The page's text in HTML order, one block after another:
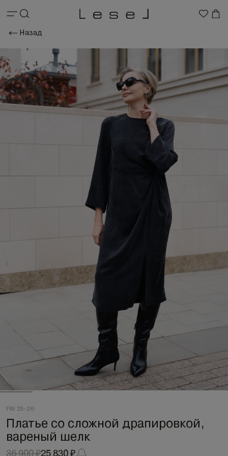
Назад
FW 25-26
Платье со сложной драпировкой,
вареный шелк
36 900 ₽25 830 ₽